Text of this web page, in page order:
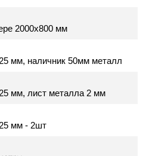
2000х800 мм
мм, наличник 50мм металл
мм, лист металла 2 мм
мм - 2шт